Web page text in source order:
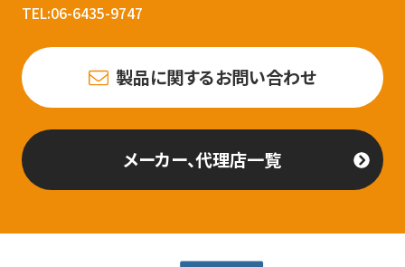
TEL:06-6435-9747
製品に関するお問い合わせ
メーカー、代理店一覧